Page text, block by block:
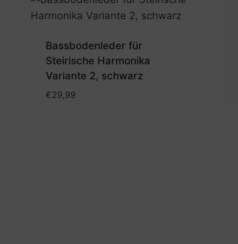
Bassbodenleder für
Steirische Harmonika
Variante 2, schwarz
€29,99